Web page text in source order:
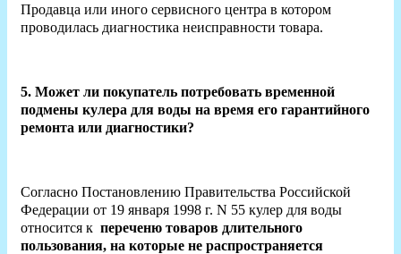
Продавца или иного сервисного центра в котором
проводилась диагностика неисправности товара.
5. Может ли покупатель потребовать временной
подмены кулера для воды на время его гарантийного
ремонта или диагностики?
Согласно Постановлению Правительства Российской
Федерации от 19 января 1998 г. N 55 кулер для воды
относится к переченю товаров длительного
пользования, на которые не распространяется